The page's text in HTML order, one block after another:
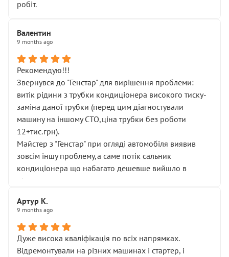
робіт.
Валентин
9 months ago
Рекомендую!!!
Звернувся до "Генстар" для вирішення проблеми:
витік рідини з трубки кондиціонера високого тиску-
заміна даної трубки (перед цим діагностували
машину на іншому СТО,ціна трубки без роботи
12+тис.грн).
Майстер з "Генстар" при огляді автомобіля виявив
зовсім іншу проблему,а саме потік сальник
кондиціонера що набагато дешевше вийшло в
підсумку.
Артур К.
9 months ago
Дуже висока кваліфікація по всіх напрямках.
Відремонтували на різних машинах і стартер, і